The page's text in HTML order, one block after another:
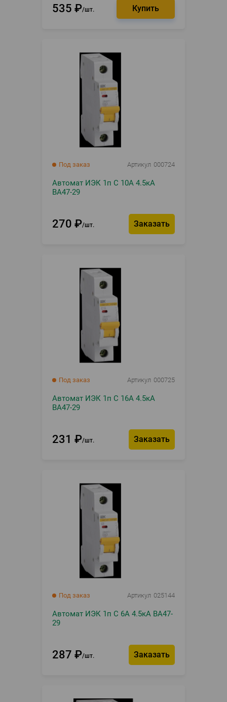
535 ₽ шт.
Под заказ Артикул 000724
Автомат ИЭК 1п С 10А 4.5кА
ВА47-29
270 ₽ шт. Заказать
Под заказ Артикул 000725
Автомат ИЭК 1п С 16А 4.5кА
ВА47-29
231 ₽ шт. Заказать
Под заказ Артикул 025144
Автомат ИЭК 1п С 6А 4.5кА ВА47-
29
287 ₽ шт. Заказать